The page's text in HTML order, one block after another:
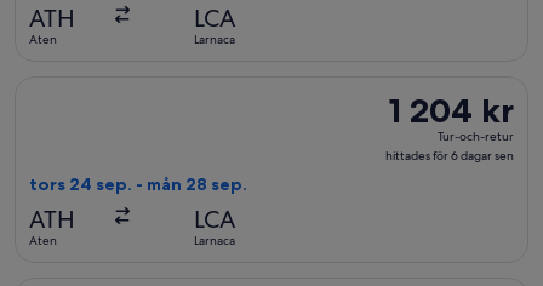
sen
ATH
Aten
LCA
Larnaca
1 204 kr
Tur-
och-
1 204 kr
Tur-och-retur
hittades för 6 dagar sen
tors 24 sep. - mån 28 sep.
ATH
Aten
LCA
Larnaca